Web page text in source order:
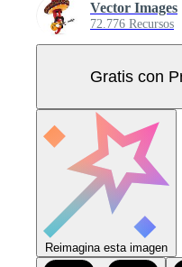
Vector Images
72.776 Recursos
Gratis con
Reimagina esta imagen